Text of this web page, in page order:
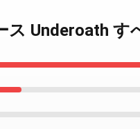
ス Underoath